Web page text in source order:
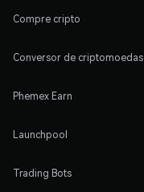
Compre cripto
Conversor de criptomoedas
Phemex Earn
Launchpool
Trading Bots